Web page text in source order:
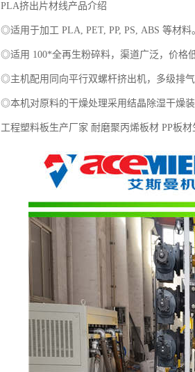
PLA挤出片材线产品介绍
◎适用于加工 PLA, PET, PP, PS, ABS 等材料
◎适用 100*全再生粉碎料，渠道广泛，价格
◎主机配用同向平行双螺杆挤出机，多级排气
◎本机对原料的干燥处理采用结晶除湿干燥
工程塑料板生产厂家 耐磨聚丙烯板材 PP板材